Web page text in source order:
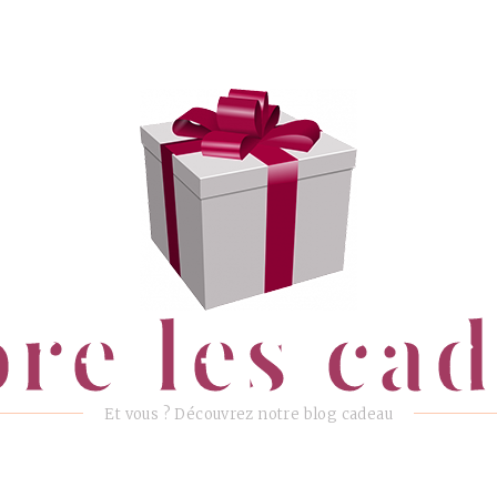
les
Et vous ? Découvrez notre blog cadeau